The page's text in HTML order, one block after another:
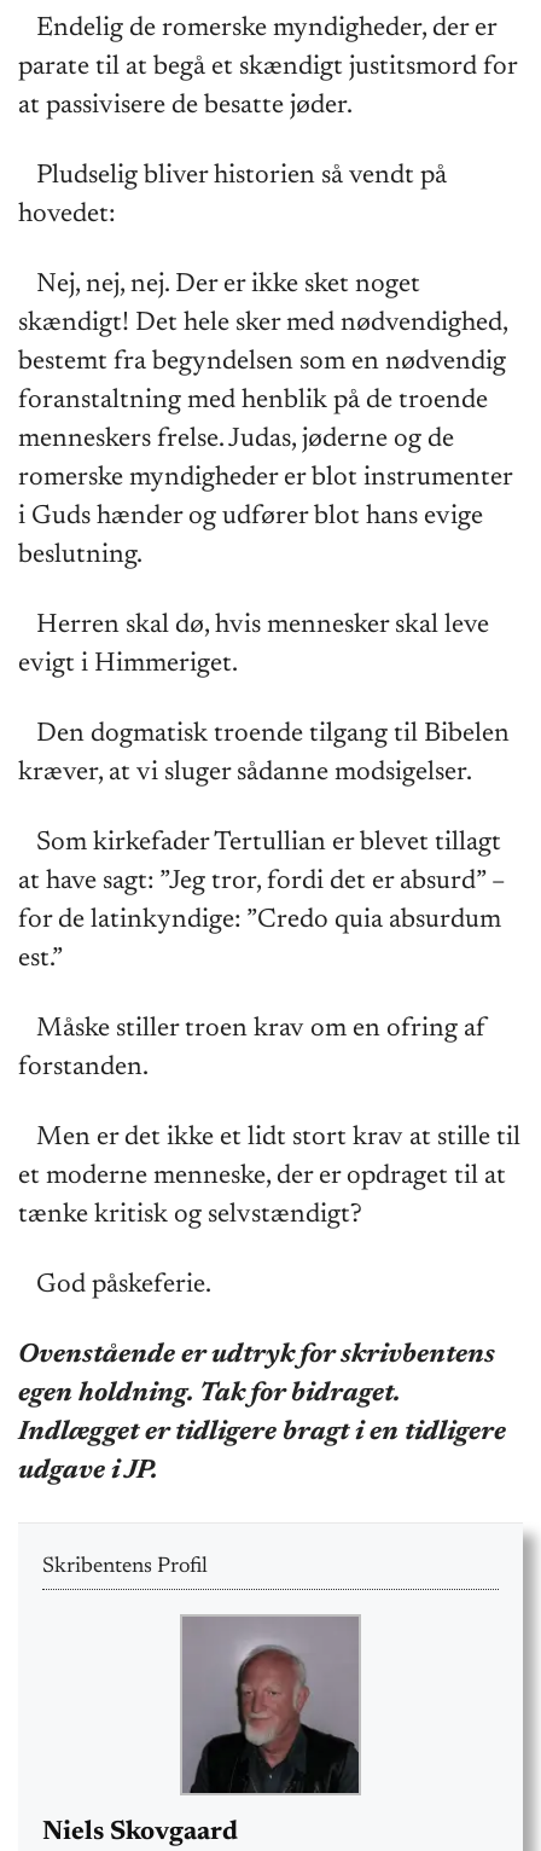
Endelig de romerske myndigheder, der er
parate til at begå et skændigt justitsmord for
at passivisere de besatte jøder.
Pludselig bliver historien så vendt på
hovedet:
Nej, nej, nej. Der er ikke sket noget
skændigt! Det hele sker med nødvendighed,
bestemt fra begyndelsen som en nødvendig
foranstaltning med henblik på de troende
menneskers frelse. Judas, jøderne og de
romerske myndigheder er blot instrumenter
i Guds hænder og udfører blot hans evige
beslutning.
Herren skal dø, hvis mennesker skal leve
evigt i Himmeriget.
Den dogmatisk troende tilgang til Bibelen
kræver, at vi sluger sådanne modsigelser.
Som kirkefader Tertullian er blevet tillagt
at have sagt: ”Jeg tror, fordi det er absurd” –
for de latinkyndige: ”Credo quia absurdum
est.”
Måske stiller troen krav om en ofring af
forstanden.
Men er det ikke et lidt stort krav at stille til
et moderne menneske, der er opdraget til at
tænke kritisk og selvstændigt?
God påskeferie.
Ovenstående er udtryk for skrivbentens
egen holdning. Tak for bidraget.
Indlægget er tidligere bragt i en tidligere
udgave i JP.
Skribentens Profil
Niels Skovgaard